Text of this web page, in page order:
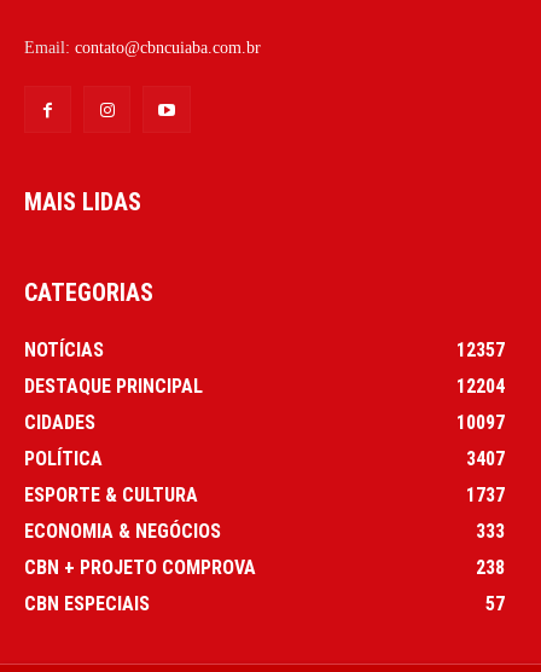
Email: contato@cbncuiaba.com.br
MAIS LIDAS
CATEGORIAS
NOTÍCIAS
12357
DESTAQUE PRINCIPAL
12204
CIDADES
10097
POLÍTICA
3407
ESPORTE & CULTURA
1737
ECONOMIA & NEGÓCIOS
333
CBN + PROJETO COMPROVA
238
CBN ESPECIAIS
57